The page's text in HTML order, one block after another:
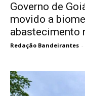
Governo de
movido a
abastecimento
Redação Bandeirantes -